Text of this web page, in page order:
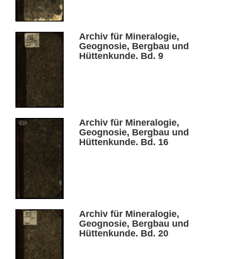
Archiv für Mineralogie,
Geognosie, Bergbau und
Hüttenkunde. Bd. 9
Archiv für Mineralogie,
Geognosie, Bergbau und
Hüttenkunde. Bd. 16
Archiv für Mineralogie,
Geognosie, Bergbau und
Hüttenkunde. Bd. 20